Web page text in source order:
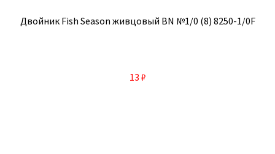
Двойник Fish Season живцовый BN №1/0 (8) 8250-1/0F
13 ₽